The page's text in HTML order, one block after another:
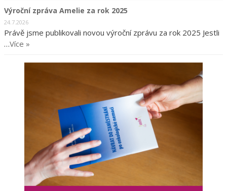
Výroční zpráva Amelie za rok 2025
24.7.2026
Právě jsme publikovali novou výroční zprávu za rok 2025 Jestli
…Více »